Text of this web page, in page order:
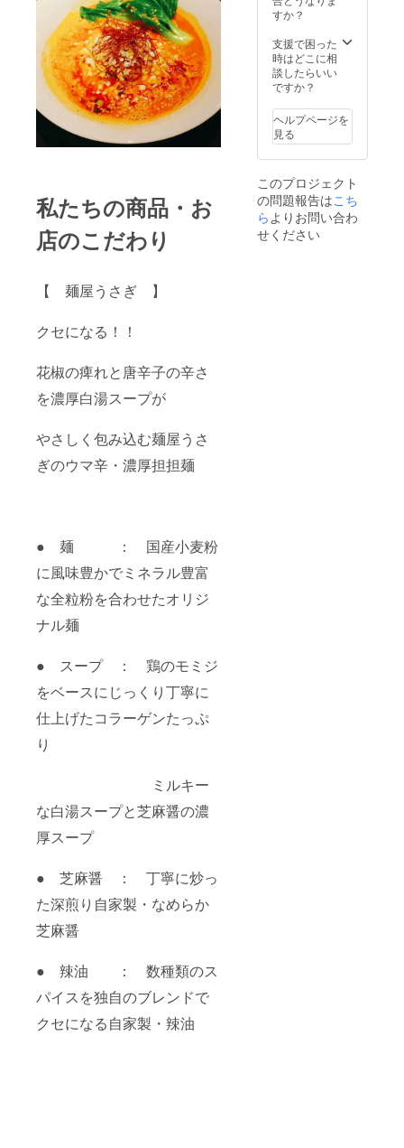
私たちの商品・お
店のこだわり
【 麺屋うさぎ 】
クセになる！！
花椒の痺れと唐辛子の辛さ
を濃厚白湯スープが
やさしく包み込む麺屋うさ
ぎのウマ辛・濃厚担担麺
● 麺 ： 国産小麦粉
に風味豊かでミネラル豊富
な全粒粉を合わせたオリジ
ナル麺
● スープ ： 鶏のモミジ
をベースにじっくり丁寧に
仕上げたコラーゲンたっぷ
り
ミルキー
な白湯スープと芝麻醤の濃
厚スープ
● 芝麻醤 ： 丁寧に炒っ
た深煎り自家製・なめらか
芝麻醤
● 辣油 ： 数種類のス
パイスを独自のブレンドで
クセになる自家製・辣油
すか？
支援で困った
時はどこに相
談したらいい
ですか？
ヘルプページを
見る
このプロジェクト
の問題報告はこち
らよりお問い合わ
せください